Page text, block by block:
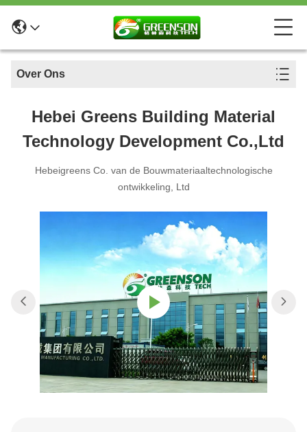
Over Ons
Hebei Greens Building Material
Technology Development Co.,Ltd
Hebeigreens Co. van de Bouwmateriaaltechnologische
ontwikkeling, Ltd